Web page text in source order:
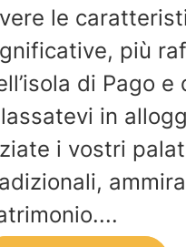
le
più
di Pago
in
i vostri